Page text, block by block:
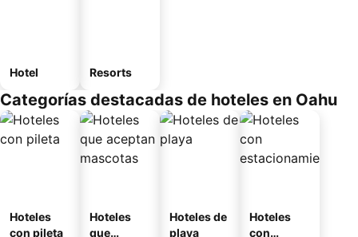
Hotel Resorts
Categorías destacadas de hoteles en Oahu
Hoteles
con pileta
Hoteles
que
Hoteles de
playa
Hoteles
con